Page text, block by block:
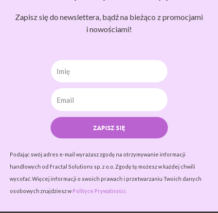
Zapisz się do newslettera, bądź na bieżąco z promocjami
i nowościami!
Imię
ZAPISZ SIĘ
Podając swój adres e-mail wyrażasz zgodę na otrzymywanie informacji
handlowych od Fractal Solutions sp. z o.o. Zgodę tę możesz w każdej chwili
wycofać. Więcej informacji o swoich prawach i przetwarzaniu Twoich danych
osobowych znajdziesz w Polityce Prywatności.